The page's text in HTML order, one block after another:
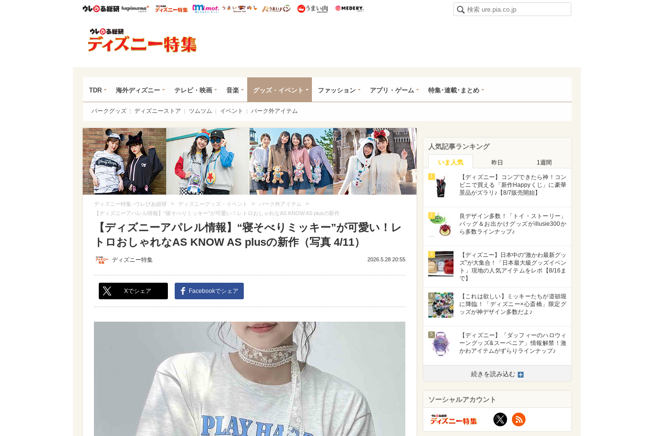
ウレぴあ総研ハピママ* ウレぴあ総研 ディズニー特集
mimot. うまいめし うまいパン うまい肉
TDR 海外ディズニー テレビ・映画 音楽 グッズ・イベント ファッション アプリ・ゲーム 特集･連載･まとめ
パークグッズ ディズニーストア ツムツム イベント パーク外アイテム
ディズニー特集 -ウレぴあ総研 > ディズニーグッズ・イベント > パーク外アイテム >
【ディズニーアパレル情報】“寝そべりミッキー”が可愛い！レトロおしゃれなAS KNOW AS plusの新作
【ディズニーアパレル情報】“寝そべりミッキー”が可愛い！レ
トロおしゃれなAS KNOW AS plusの新作（写真 4/11）
ディズニー特集 2026.5.28 20:55
Xでシェア Facebookでシェア
人気記事ランキング
いま人気 昨日 1週間
1
【ディズニー】コンプできたら神！コン
ビニで買える「新作Happyくじ」に豪華
景品がズラリ♪【8/7販売開始】
2
良デザイン多数！「トイ・ストーリー」
バッグ＆お出かけグッズがillusie300か
ら多数ラインナップ♪
3
【ディズニー】日本中の“激かわ最新グッ
ズ”が大集合！「日本最大級グッズイベン
ト」現地の人気アイテムをレポ【8/16ま
で】
4
【これは欲しい】ミッキーたちが道頓堀
に降臨！「ディズニー×心斎橋」限定グ
ッズが神デザイン多数だよ♪
5
【ディズニー】「ダッフィーのハロウィ
ーングッズ&スーベニア」情報解禁！激
かわアイテムがずらりラインナップ♪
続きを読み込む
ソーシャルアカウント
X